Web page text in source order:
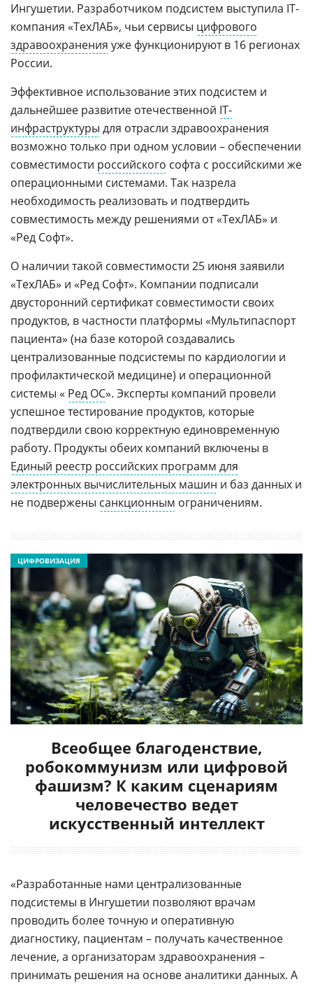
Ингушетии. Разработчиком подсистем выступила IT-
компания «ТехЛАБ», чьи сервисы цифрового
здравоохранения уже функционируют в 16 регионах
России.
Эффективное использование этих подсистем и
дальнейшее развитие отечественной IT-
инфраструктуры для отрасли здравоохранения
возможно только при одном условии – обеспечении
совместимости российского софта с российскими же
операционными системами. Так назрела
необходимость реализовать и подтвердить
совместимость между решениями от «ТехЛАБ» и
«Ред Софт».
О наличии такой совместимости 25 июня заявили
«ТехЛАБ» и «Ред Софт». Компании подписали
двусторонний сертификат совместимости своих
продуктов, в частности платформы «Мультипаспорт
пациента» (на базе которой создавались
централизованные подсистемы по кардиологии и
профилактической медицине) и операционной
системы « Ред ОС». Эксперты компаний провели
успешное тестирование продуктов, которые
подтвердили свою корректную единовременную
работу. Продукты обеих компаний включены в
Единый реестр российских программ для
электронных вычислительных машин и баз данных и
не подвержены санкционным ограничениям.
Всеобщее благоденствие,
робокоммунизм или цифровой
фашизм? К каким сценариям
человечество ведет
искусственный интеллект
ЦИФРОВИЗАЦИЯ
«Разработанные нами централизованные
подсистемы в Ингушетии позволяют врачам
проводить более точную и оперативную
диагностику, пациентам – получать качественное
лечение, а организаторам здравоохранения –
принимать решения на основе аналитики данных. А